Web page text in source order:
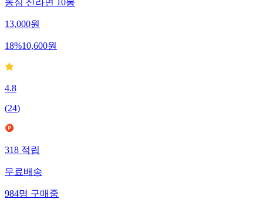
농심 신라면 10봉
13,000원
18%10,600원
4.8
(24)
318적립
무료배송
984명구매중